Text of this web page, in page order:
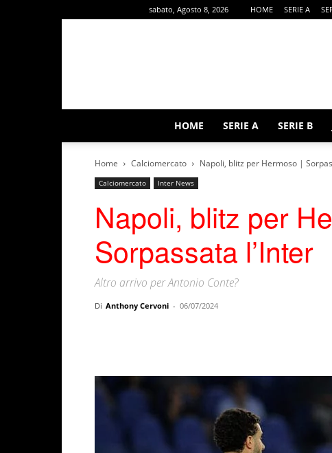
sabato, Agosto 8, 2026 HOME SERIE A
HOME SERIE A SERIE B
Home Calciomercato Napoli, blitz per Hermoso |
Calciomercato Inter News
Napoli, blitz per
Sorpassata l’Inter
Altro arrivo per Antonio Conte?
Di Anthony Cervoni - 06/07/2024